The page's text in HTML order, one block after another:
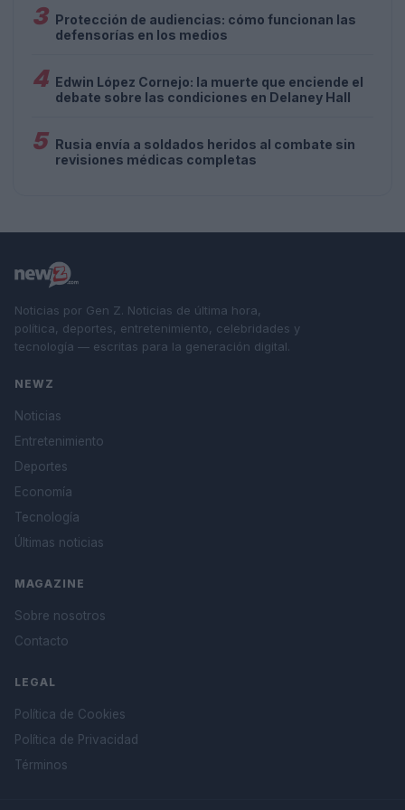
3 Protección de audiencias: cómo funcionan las
defensorías en los medios
4 Edwin López Cornejo: la muerte que enciende el
debate sobre las condiciones en Delaney Hall
5 Rusia envía a soldados heridos al combate sin
revisiones médicas completas
Noticias por Gen Z. Noticias de última hora,
política, deportes, entretenimiento, celebridades y
tecnología — escritas para la generación digital.
NEWZ
Noticias
Entretenimiento
Deportes
Economía
Tecnología
Últimas noticias
MAGAZINE
Sobre nosotros
Contacto
LEGAL
Política de Cookies
Política de Privacidad
Términos